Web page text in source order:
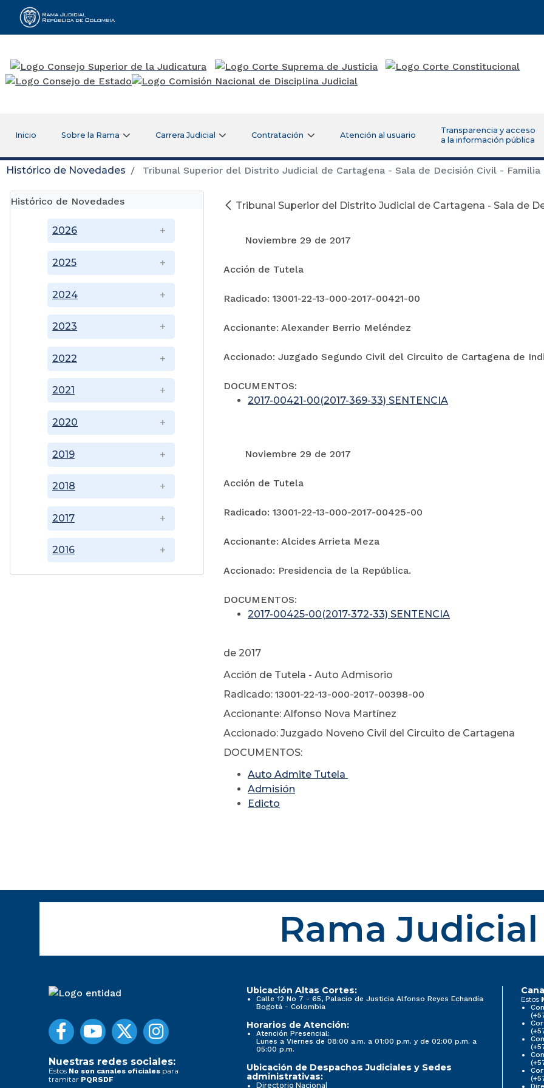
Rama Judicial
Inicio Sobre la Rama Carrera Judicial Contratación Atención al usuario
Transparencia y acceso
a la información pública
Histórico de Novedades Tribunal Superior del Distrito Judicial de Cartagena - Sala de Decisión Civil - Familia
Histórico de Novedades
2016
2017
2018
2019
2020
2021
2022
2023
2024
2025
2026
Tribunal Superior del Distrito Judicial de Cartagena - Sala de
Noviembre 29 de 2017
Acción de Tutela
Radicado: 13001-22-13-000-2017-00421-00
Accionante: Alexander Berrio Meléndez
Accionado: Juzgado Segundo Civil del Circuito de Cartagena de
DOCUMENTOS:
2017-00421-00(2017-369-33) SENTENCIA
Noviembre 29 de 2017
Acción de Tutela
Radicado: 13001-22-13-000-2017-00425-00
Accionante: Alcides Arrieta Meza
Accionado: Presidencia de la República.
DOCUMENTOS:
2017-00425-00(2017-372-33) SENTENCIA
de 2017
Acción de Tutela - Auto Admisorio
Radicado: 13001-22-13-000-2017-00398-00
Accionante: Alfonso Nova Martínez
Accionado: Juzgado Noveno Civil del Circuito de Cartagena
DOCUMENTOS:
Auto Admite Tutela
Admisión
Edicto
Rama Judicial
Nuestras redes sociales:
Estos No son canales oficiales para
tramitar PQRSDF
Ubicación Altas Cortes:
Calle 12 No 7 - 65, Palacio de Justicia Alfonso Reyes Echandía
Bogotá - Colombia
Horarios de Atención:
Atención Presencial:
Lunes a Viernes de 08:00 a.m. a 01:00 p.m. y de 02:00 p.m. a
05:00 p.m.
Ubicación de Despachos Judiciales y Sedes
administrativas:
Directorio Nacional
Estos